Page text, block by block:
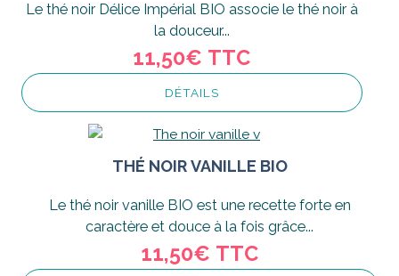
Le thé noir Délice Impérial BIO associe le thé noir à
la douceur...
11,50€ TTC
DÉTAILS
THÉ NOIR VANILLE BIO
Le thé noir vanille BIO est une recette forte en
caractère et douce à la fois grâce...
11,50€ TTC